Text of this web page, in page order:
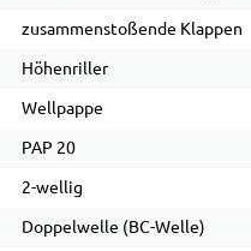
zusammenstoßende Klappen
Höhenriller
Wellpappe
PAP 20
2-wellig
Doppelwelle (BC-Welle)